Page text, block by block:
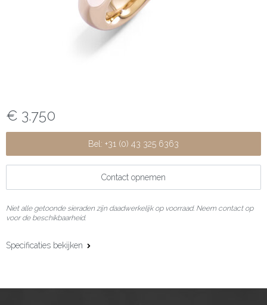
€ 3.750
Bel: +31 (0) 43 325 6363
Contact opnemen
Niet alle getoonde sieraden zijn daadwerkelijk op voorraad. Neem contact op
voor de beschikbaarheid.
Specificaties bekijken